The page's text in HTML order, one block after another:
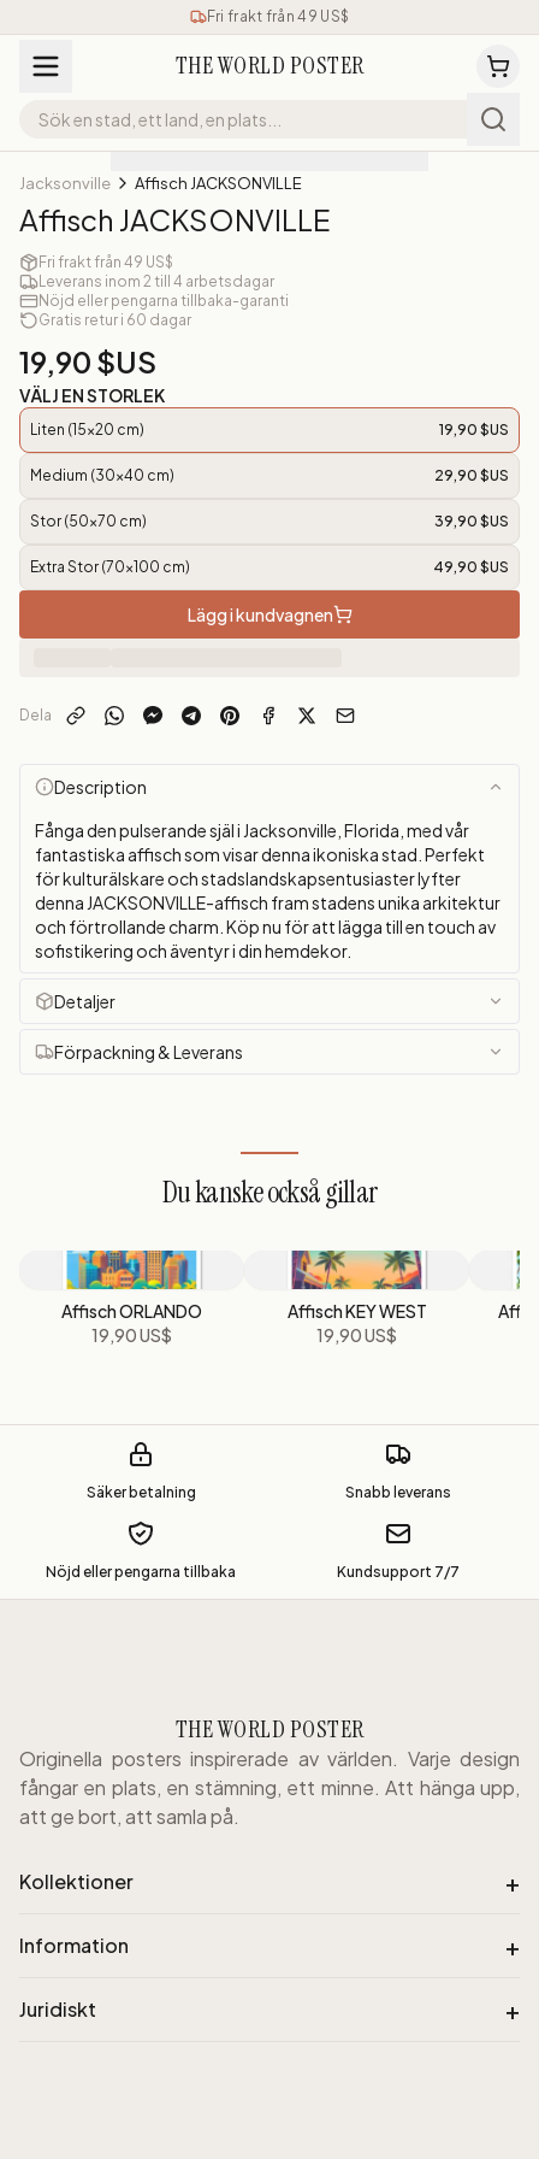
Fri frakt från 49 US$
THE WORLD POSTER
Jacksonville Affisch JACKSONVILLE
Affisch JACKSONVILLE
Fri frakt från 49 US$
Leverans inom 2 till 4 arbetsdagar
Nöjd eller pengarna tillbaka-garanti
Gratis retur i 60 dagar
19,90 $US
VÄLJ EN STORLEK
Liten (15x20 cm) 19,90 $US
Medium (30x40 cm) 29,90 $US
Stor (50x70 cm) 39,90 $US
Extra Stor (70x100 cm) 49,90 $US
Lägg i kundvagnen
Dela
Description
Fånga den pulserande själ i Jacksonville, Florida, med vår
fantastiska affisch som visar denna ikoniska stad. Perfekt
för kulturälskare och stadslandskapsentusiaster lyfter
denna JACKSONVILLE-affisch fram stadens unika arkitektur
och förtrollande charm. Köp nu för att lägga till en touch av
sofistikering och äventyr i din hemdekor.
Detaljer
Förpackning & Leverans
Du kanske också gillar
Affisch ORLANDO
19,90 US$
Affisch KEY WEST
19,90 US$
Säker betalning Snabb leverans
Nöjd eller pengarna tillbaka Kundsupport 7/7
THE WORLD POSTER
Originella posters inspirerade av världen. Varje design
fångar en plats, en stämning, ett minne. Att hänga upp,
att ge bort, att samla på.
Kollektioner +
Information +
Juridiskt +